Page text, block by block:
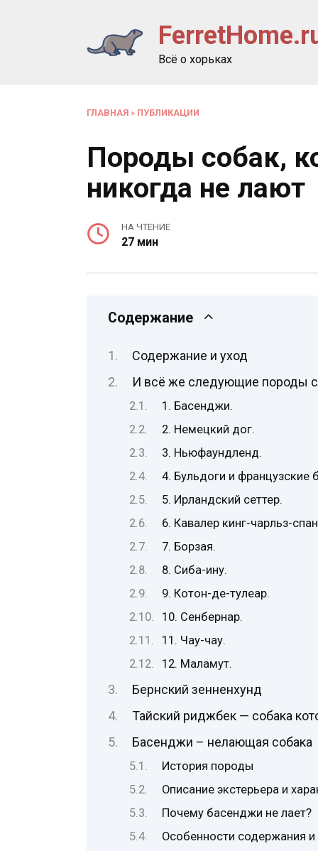
Всё о хорьках
ГЛАВНАЯ » ПУБЛИКАЦИИ
Породы собак,
никогда не лают
НА ЧТЕНИЕ
27 мин
Содержание
Содержание и уход
И всё же следующие породы
1. Басенджи.
2. Немецкий дог.
3. Ньюфаундленд.
4. Бульдоги и французские
5. Ирландский сеттер.
6. Кавалер кинг-чарльз-
7. Борзая.
8. Сиба-ину.
9. Котон-де-тулеар.
10. Сенбернар.
11. Чау-чау.
12. Маламут.
Бернский зенненхунд
Тайский риджбек — собака
Басенджи – нелающая собака
История породы
Описание экстерьера и
Почему басенджи не лает?
Особенности содержания и